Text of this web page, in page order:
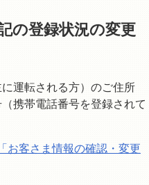
の登録状況の変更
運転される方）のご住所
携帯電話番号を登録されて
「お客さま情報の確認・変更